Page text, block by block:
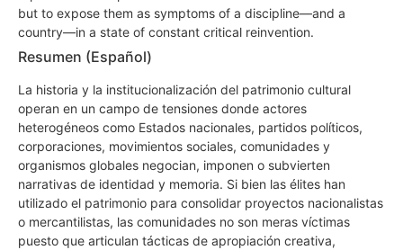
but to expose them as symptoms of a discipline—and a
country—in a state of constant critical reinvention.
Resumen (Español)
La historia y la institucionalización del patrimonio cultural
operan en un campo de tensiones donde actores
heterogéneos como Estados nacionales, partidos políticos,
corporaciones, movimientos sociales, comunidades y
organismos globales negocian, imponen o subvierten
narrativas de identidad y memoria. Si bien las élites han
utilizado el patrimonio para consolidar proyectos nacionalistas
o mercantilistas, las comunidades no son meras víctimas
puesto que articulan tácticas de apropiación creativa,